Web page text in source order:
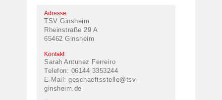
Adresse
TSV Ginsheim
Rheinstraße 29 A
65462 Ginsheim
Kontakt
Sarah Antunez Ferreiro
Telefon: 06144 3353244
E-Mail: geschaeftsstelle@tsv-
ginsheim.de